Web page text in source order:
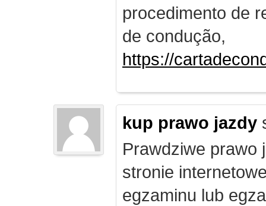
procedimento de
de condução,
https://
kup prawo jazdy
Prawdziwe prawo
stronie
egzaminu lub